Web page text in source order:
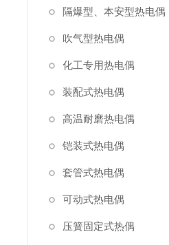
隔爆型、本安型热电偶
吹气型热电偶
化工专用热电偶
装配式热电偶
高温耐磨热电偶
铠装式热电偶
套管式热电偶
可动式热电偶
压簧固定式热偶